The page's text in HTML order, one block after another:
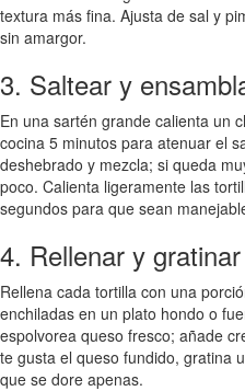
textura más fina. Ajusta de sal y
sin amargor.
3. Saltear y
En una sartén grande calienta un
cocina 5 minutos para atenuar el
deshebrado y mezcla; si queda
poco. Calienta ligeramente las
segundos para que sean
4. Rellenar y gratinar
Rellena cada tortilla con una
enchiladas en un plato hondo o
espolvorea queso fresco; añade
te gusta el queso fundido, gratina
que se dore apenas.